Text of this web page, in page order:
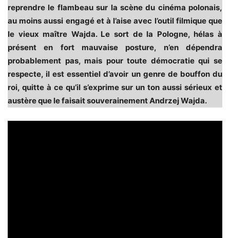
reprendre le flambeau sur la scène du cinéma polonais,
au moins aussi engagé et à l’aise avec l’outil filmique que
le vieux maître Wajda. Le sort de la Pologne, hélas à
présent en fort mauvaise posture, n’en dépendra
probablement pas, mais pour toute démocratie qui se
respecte, il est essentiel d’avoir un genre de bouffon du
roi, quitte à ce qu’il s’exprime sur un ton aussi sérieux et
austère que le faisait souverainement Andrzej Wajda.